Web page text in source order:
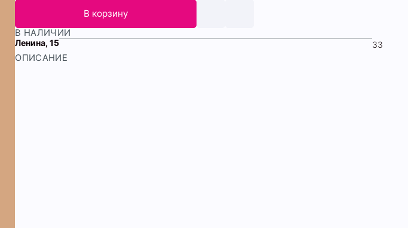
В корзину
В НАЛИЧИИ
Ленина, 15 33
ОПИСАНИЕ